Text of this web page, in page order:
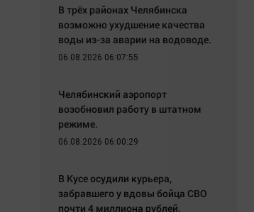
В трёх районах Челябинска
возможно ухудшение качества
воды из-за аварии на водоводе.
06.08.2026 06:07:55
Челябинский аэропорт
возобновил работу в штатном
режиме.
06.08.2026 06:00:29
В Кусе осудили курьера,
забравшего у вдовы бойца СВО
почти 4 миллиона рублей.